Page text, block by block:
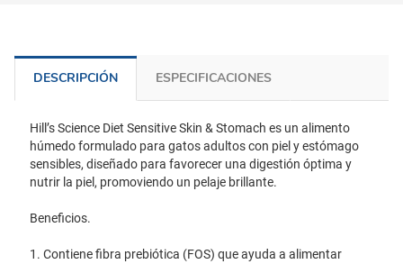
DESCRIPCIÓN ESPECIFICACIONES
Hill’s Science Diet Sensitive Skin & Stomach es un alimento
húmedo formulado para gatos adultos con piel y estómago
sensibles, diseñado para favorecer una digestión óptima y
nutrir la piel, promoviendo un pelaje brillante.
Beneficios.
1. Contiene fibra prebiótica (FOS) que ayuda a alimentar